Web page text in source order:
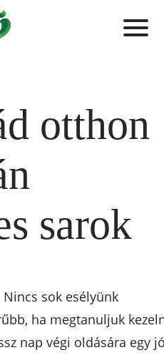
otthon
sarok
Nincs sok esélyünk
ha megtanuljuk
nap végi oldására egy